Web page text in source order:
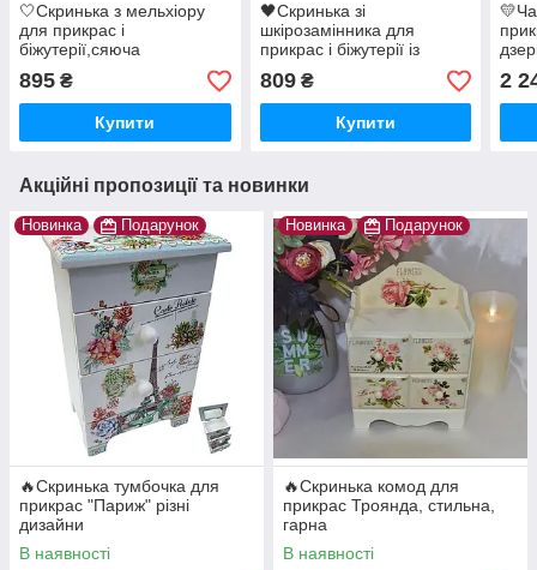
🤍Скринька з мельхіору
для прикрас і
біжутерії,сяюча
895 ₴
Купити
🖤Скринька зі
шкірозамінника для
прикрас і біжутерії із
засувкою бантиком,
компактна
809₴
Купити
2
Акційні пропозиції та новинки
Новинка Подарунок
🔥Скринька тумбочка для
прикрас "Париж" різні
дизайни
В наявності
Новинка Подарунок
🔥Скринька комод для
прикрас Троянда, стильна,
гарна
В наявності